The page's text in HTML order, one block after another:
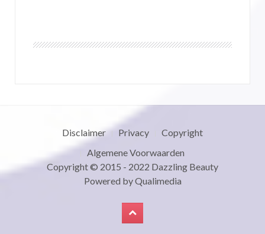
Disclaimer Privacy
Copyright
Algemene Voorwaarden
Copyright © 2015 - 2022 Dazzling Beauty
Powered byQualimedia